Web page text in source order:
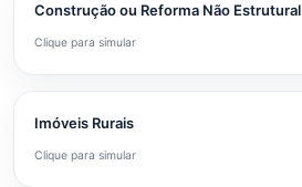
Construção ou Reforma Não Estrutural
Clique para simular
Imóveis Rurais
Clique para simular